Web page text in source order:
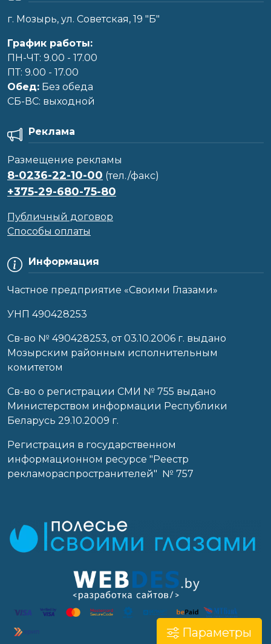
Параметры
г. Мозырь, ул. Советская, 19 "Б"
График работы:
ПН-ЧТ: 9.00 - 17.00
ПТ: 9.00 - 17.00
Обед: Без обеда
CБ-ВС: выходной
Информация
Частное предприятие «Своими Глазами»
УНП 490428253
Cв-во № 490428253, от 03.10.2006 г. выдано
Мозырским районным исполнительным
комитетом
Св-во о регистрации СМИ № 755 выдано
Министерством информации Республики
Беларусь 29.10.2009 г.
Регистрация в государственном
информационном ресурсе "Реестр
рекламораспространителей" № 757
Реклама
Размещение рекламы
8-0236-22-10-00 (тел./факс)
+375-29-680-75-80
Публичный договор
Способы оплаты